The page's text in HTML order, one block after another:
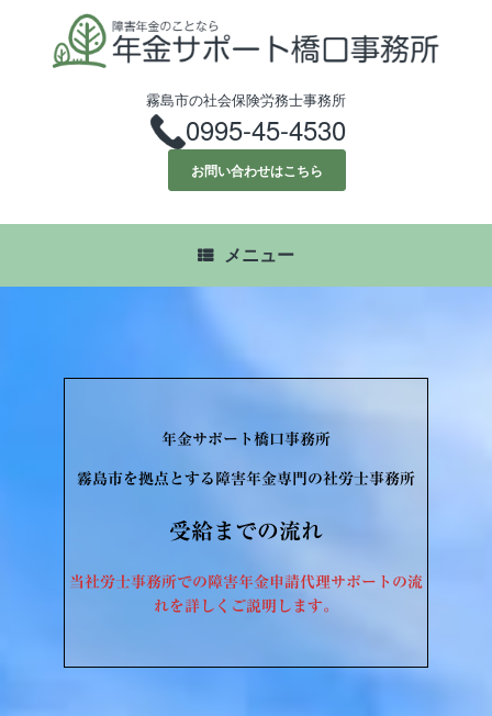
霧島市の社会保険労務士事務所
0995-45-4530
お問い合わせはこちら
メニュー
年金サポート橋口事務所
霧島市を拠点とする障害年金専門の社労士事務所
受給までの流れ
当社労士事務所での障害年金申請代理サポートの流
れを詳しくご説明します。